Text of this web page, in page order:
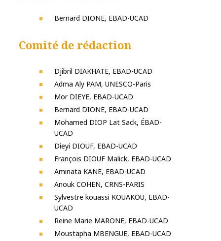
Bernard DIONE, EBAD-UCAD
Comité de rédaction
Djibril DIAKHATE, EBAD-UCAD
Adma Aly PAM, UNESCO-Paris
Mor DIEYE, EBAD-UCAD
Bernard DIONE, EBAD-UCAD
Mohamed DIOP Lat Sack, ÉBAD-
UCAD
Dieyi DIOUF, EBAD-UCAD
François DIOUF Malick, EBAD-UCAD
Aminata KANE, EBAD-UCAD
Anouk COHEN, CRNS-PARIS
Sylvestre kouassi KOUAKOU, EBAD-
UCAD
Reine Marie MARONE, EBAD-UCAD
Moustapha MBENGUE, EBAD-UCAD